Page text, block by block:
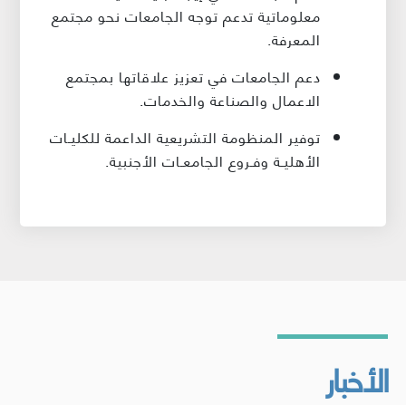
معلوماتية تدعم توجه الجامعات نحو مجتمع
المعرفة.
دعم الجامعات في تعزيز علاقاتها بمجتمع
الاعمال والصناعة والخدمات.
توفير المنظومة التشريعية الداعمة للكليـات
الأهليـة وفـروع الجامعـات الأجنبية.
الأخبار